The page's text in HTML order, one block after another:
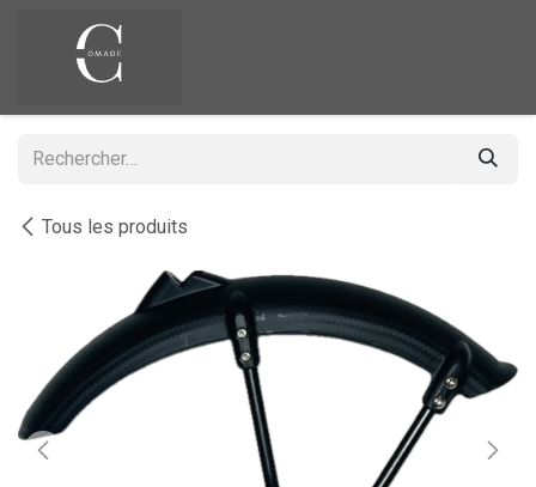
Tous les produits